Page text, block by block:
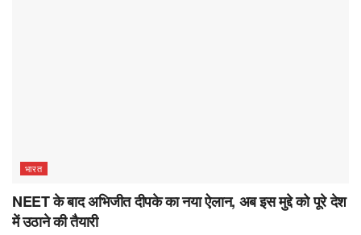
भारत
NEET के बाद अभिजीत दीपके का नया ऐलान, अब इस मुद्दे को पूरे देश
में उठाने की तैयारी